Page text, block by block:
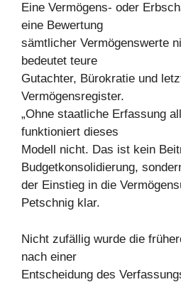
Eine Vermögens- oder
eine Bewertung
sämtlicher Vermögenswerte
bedeutet teure
Gutachter, Bürokratie und
Vermögensregister.
„Ohne staatliche Erfassung
funktioniert dieses
Modell nicht. Das ist kein
Budgetkonsolidierung,
der Einstieg in die
Petschnig klar.
Nicht zufällig wurde die
nach einer
Entscheidung des